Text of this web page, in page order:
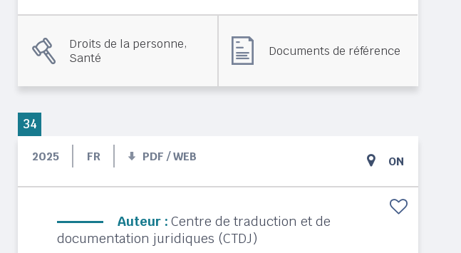
Droits de la personne,
Santé
Documents de référence
2025 FR PDF / WEB ON
Auteur : Centre de traduction et de
documentation juridiques (CTDJ)
34